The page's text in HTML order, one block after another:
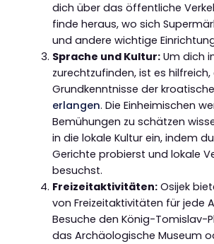
dich über das öffentliche
finde heraus, wo sich
und andere wichtige
Sprache und Kultur:Um dich
zurechtzufinden, ist es
Grundkenntnisse der
erlangen. Die Einheimischen
Bemühungen zu schätzen
in die lokale Kultur ein, indem
Gerichte probierst und lokale
besuchst.
Freizeitaktivitäten:Osijek
von Freizeitaktivitäten für jede
Besuche den König-Tomislav-
das Archäologische Museum